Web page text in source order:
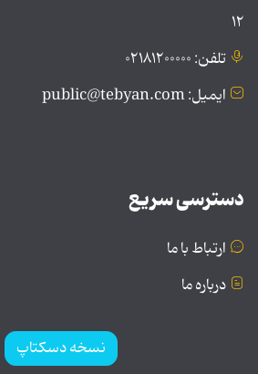
۱۲
تلفن: ۰۲۱۸۱۲۰۰۰۰۰
ایمیل: public@tebyan.com
دسترسی سریع
ارتباط با ما
درباره ما
نسخه دسکتاپ